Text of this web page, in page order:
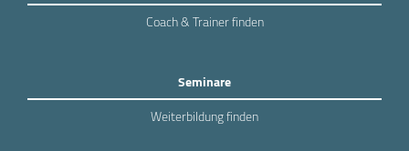
Coach & Trainer finden
Seminare
Weiterbildung finden